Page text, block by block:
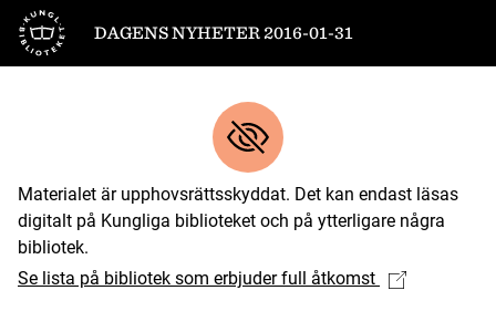
Till startsidan
DAGENS NYHETER 2016-01-31
Materialet är upphovsrättsskyddat. Det kan endast läsas
digitalt på Kungliga biblioteket och på ytterligare några
bibliotek.
Se lista på bibliotek som erbjuder full åtkomst